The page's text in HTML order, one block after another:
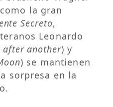
la gran
Secreto,
Leonardo
after another) y
) se mantienen
sorpresa en la